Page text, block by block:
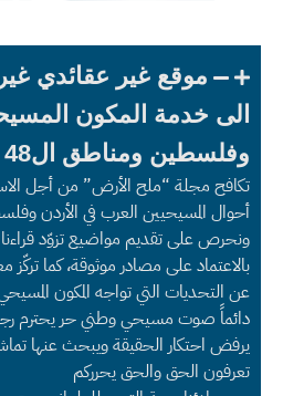
موقع غير عقائدي
الى خدمة المكون
وفلسطين ومناطق ال48
تكافح مجلة “ملح الأرض” من أجل
أحوال المسيحيين العرب في الأردن
ونحرص على تقديم مواضيع تزوّد
بالاعتماد على مصادر موثوقة، كما
عن التحديات التي تواجه المكون
دائماً صوت مسيحي وطني حر يحترم
يرفض احتكار الحقيقة ويبحث عنها
تعرفون الحق والحق يحرركم